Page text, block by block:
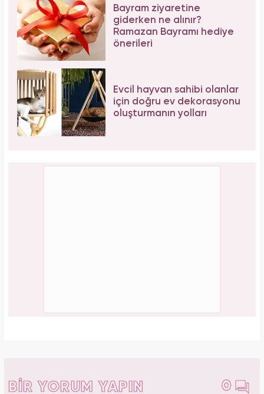
Bayram ziyaretine
giderken ne alınır?
Ramazan Bayramı hediye
önerileri
Evcil hayvan sahibi olanlar
için doğru ev dekorasyonu
oluşturmanın yolları
BİR YORUM YAPIN 0